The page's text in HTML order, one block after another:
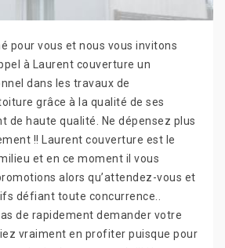
pour vous et nous vous invitons
à Laurent couverture un
dans les travaux de
grâce à la qualité de ses
de haute qualité. Ne dépensez plus
!! Laurent couverture est le
et en ce moment il vous
alors qu’attendez-vous et
défiant toute concurrence..
de rapidement demander votre
vraiment en profiter puisque pour